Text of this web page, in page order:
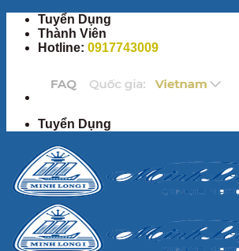
qua
Tuyển Dụng
Thành Viên
Hotline: 0917743009
Tuyển Dụng